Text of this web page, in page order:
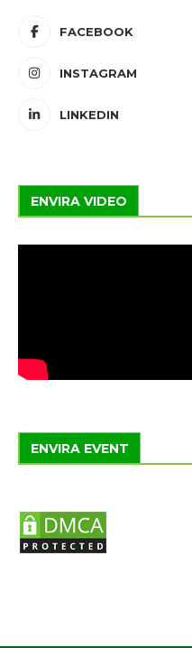
FACEBOOK
INSTAGRAM
LINKEDIN
ENVIRA VIDEO
ENVIRA EVENT